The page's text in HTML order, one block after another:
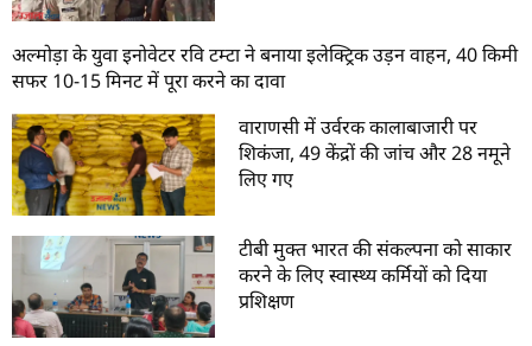
अल्मोड़ा के युवा इनोवेटर रवि टम्टा ने बनाया इलेक्ट्रिक उड़न वाहन, 40 किमी
सफर 10-15 मिनट में पूरा करने का दावा
वाराणसी में उर्वरक कालाबाजारी पर
शिकंजा, 49 केंद्रों की जांच और 28 नमूने
लिए गए
टीबी मुक्त भारत की संकल्पना को साकार
करने के लिए स्वास्थ्य कर्मियों को दिया
प्रशिक्षण